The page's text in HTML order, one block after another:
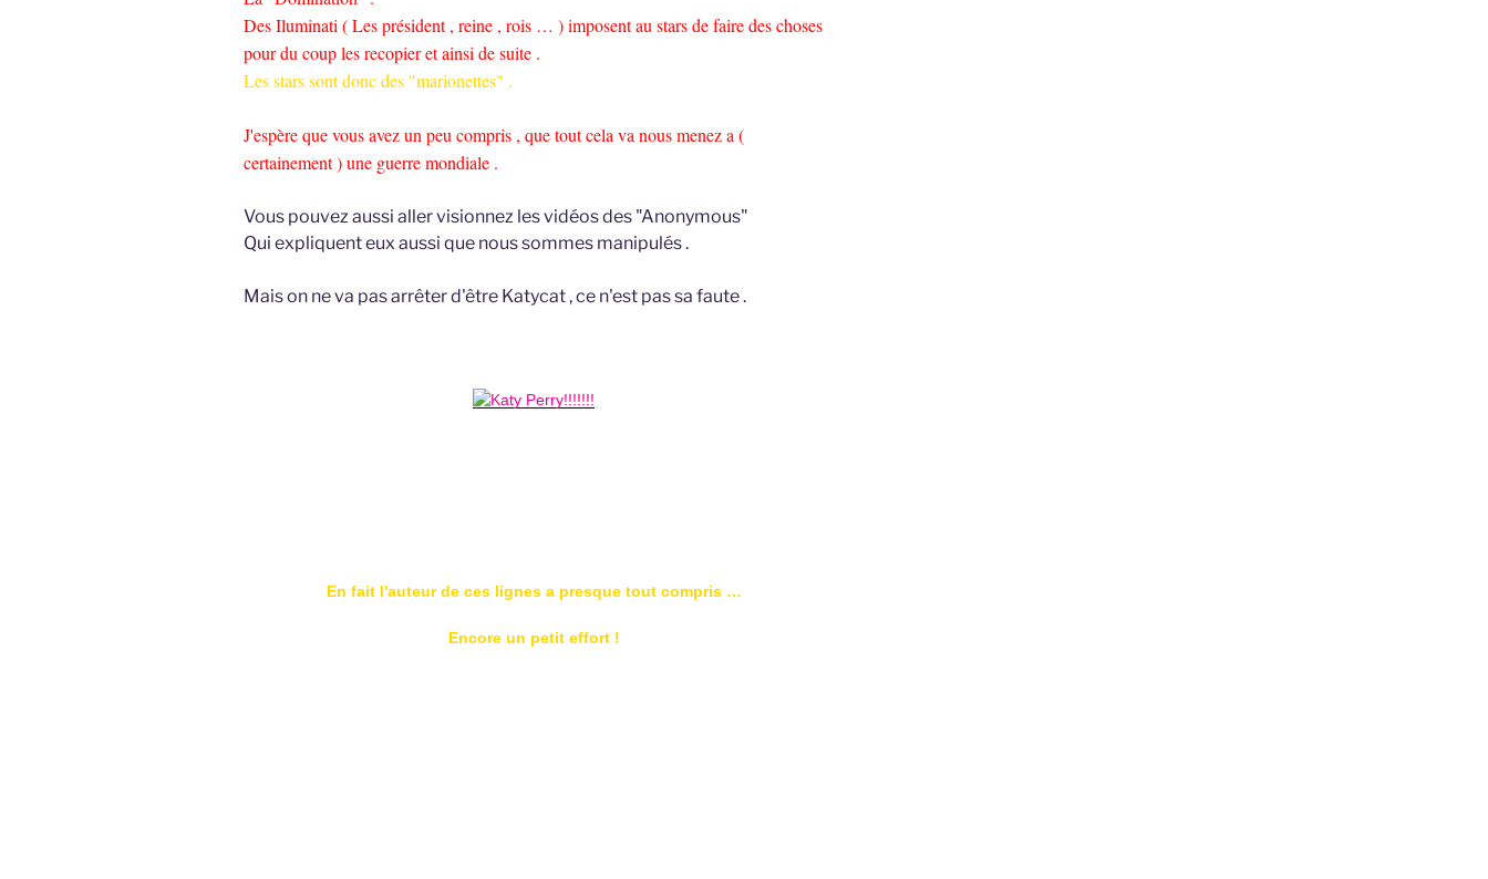
Des Iluminati ( Les président , reine , rois … ) imposent au stars de faire des choses
pour du coup les recopier et ainsi de suite .
Les stars sont donc des "marionettes" .
J'espère que vous avez un peu compris , que tout cela va nous menez a (
certainement ) une guerre mondiale .
Vous pouvez aussi aller visionnez les vidéos des "Anonymous"
Qui expliquent eux aussi que nous sommes manipulés .
Mais on ne va pas arrêter d'être Katycat , ce n'est pas sa faute .
En fait l'auteur de ces lignes a presque tout compris …
Encore un petit effort !